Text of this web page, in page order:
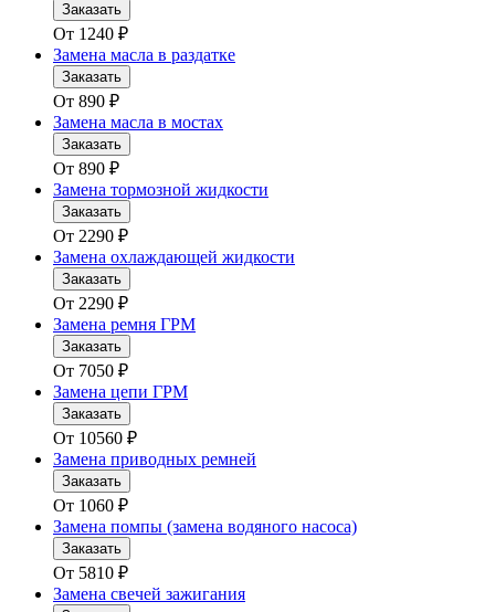
Заказать
От 1240 ₽
Замена масла в раздатке
Заказать
От 890 ₽
Замена масла в мостах
Заказать
От 890 ₽
Замена тормозной жидкости
Заказать
От 2290 ₽
Замена охлаждающей жидкости
Заказать
От 2290 ₽
Замена ремня ГРМ
Заказать
От 7050 ₽
Замена цепи ГРМ
Заказать
От 10560 ₽
Замена приводных ремней
Заказать
От 1060 ₽
Замена помпы (замена водяного насоса)
Заказать
От 5810 ₽
Замена свечей зажигания